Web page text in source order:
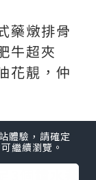
藥燉排骨
牛超夾
花靚，仲
我哋食烤
坐得舒
3個鐘水都
體驗，請確定
繼續瀏覽。